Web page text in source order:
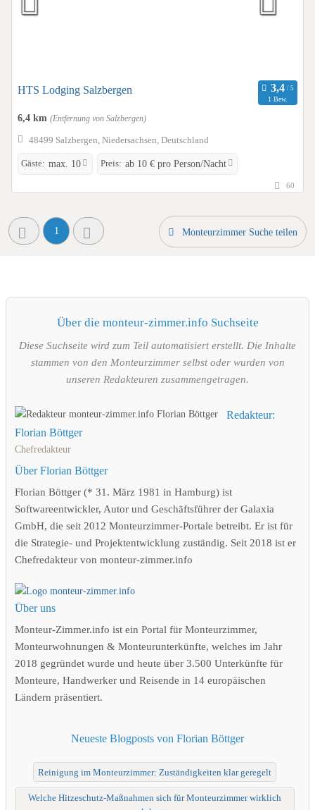
HTS Lodging Salzbergen
1 Bew.
6,4 km (Entfernung von Salzbergen)
48499 Salzbergen, Niedersachsen, Deutschland
Gäste: max. 10 Preis: ab 10 € pro Person/Nacht
60
1 Monteurzimmer Suche teilen
Über die monteur-zimmer.info Suchseite
Diese Suchseite wird zum Teil automatisiert erstellt. Die Inhalte
stammen von den Monteurzimmer selbst oder wurden von
unseren Redakteuren zusammengetragen.
Redakteur:
Florian Böttger
Chefredakteur
Über Florian Böttger
Florian Böttger (* 31. März 1981 in Hamburg) ist
Softwareentwickler, Autor und Geschäftsführer der Galaxia
GmbH, die seit 2012 Monteurzimmer-Portale betreibt. Er ist für
die Strategie- und Projektentwicklung zuständig. Seit 2018 ist er
Chefredakteur von monteur-zimmer.info
Über uns
Monteur-Zimmer.info ist ein Portal für Monteurzimmer,
Monteurwohnungen & Monteurunterkünfte, welches im Jahr
2018 gegründet wurde und heute über 3.500 Unterkünfte für
Monteure, Handwerker und Reisende in 14 europäischen
Ländern präsentiert.
Neueste Blogposts von Florian Böttger
Reinigung im Monteurzimmer: Zuständigkeiten klar geregelt
Welche Hitzeschutz-Maßnahmen sich für Monteurzimmer wirklich